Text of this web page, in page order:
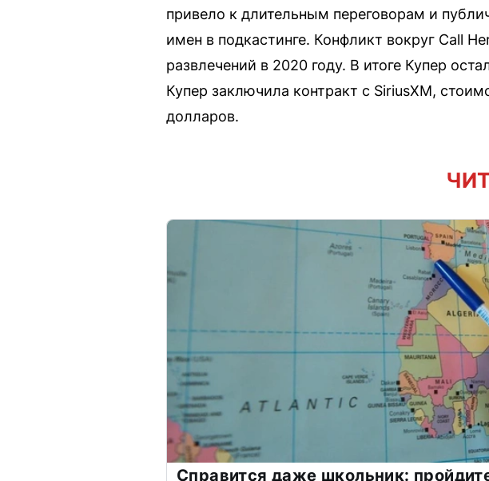
привело к длительным переговорам и
имен в подкастинге. Конфликт вокруг Call
развлечений в 2020 году. В итоге Купер
Купер заключила контракт с SiriusXM,
долларов.
Справится даже школьник: